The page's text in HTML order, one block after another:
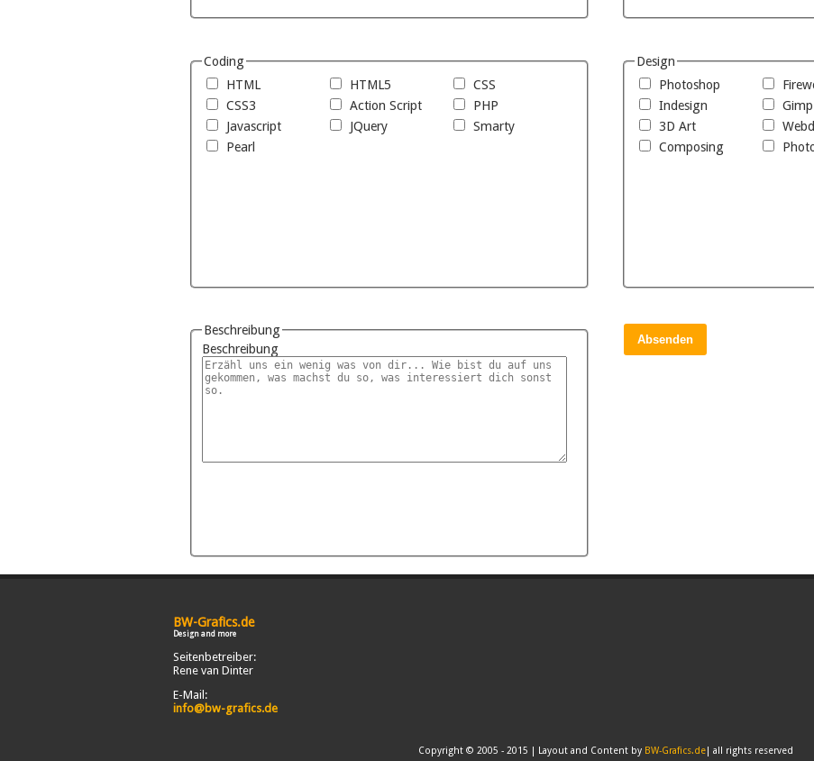
Coding
HTML
HTML5
CSS
CSS3
Action Script
PHP
Javascript
JQuery
Smarty
Pearl
Design
Photoshop
Indesign
Gimp
3D Art
Composing
Beschreibung
Beschreibung
BW-Grafics.de
Design and more
Seitenbetreiber:
Rene van Dinter
E-Mail:
info@bw-grafics.de
Copyright © 2005 - 2015 | Layout and Content by BW-Grafics.de | all rights reserved